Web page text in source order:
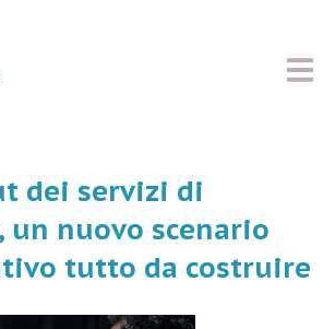
dei servizi di
un nuovo scenario
tutto da costruire